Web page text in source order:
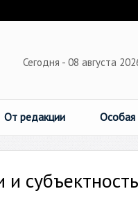
Сегодня - 08 августа
От редакции Особая